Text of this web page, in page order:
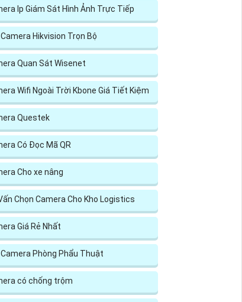
Ip Giám Sát Hình Ảnh Trực Tiếp
Hikvision Trọn Bộ
Quan Sát Wisenet
Wifi Ngoài Trời Kbone Giá Tiết Kiệm
Questek
Có Đọc Mã QR
Cho xe nâng
Chọn Camera Cho Kho Logistics
Giá Rẻ Nhất
Phòng Phẩu Thuật
có chống trộm